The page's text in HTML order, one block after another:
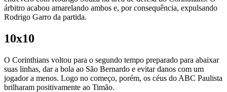
árbitro acabou amarelando ambos e, por consequência, expulsando
Rodrigo Garro da partida.
10x10
O Corinthians voltou para o segundo tempo preparado para abaixar
suas linhas, dar a bola ao São Bernardo e evitar danos com um
jogador a menos. Logo no começo, porém, os céus do ABC Paulista
brilharam positivamente ao Timão.